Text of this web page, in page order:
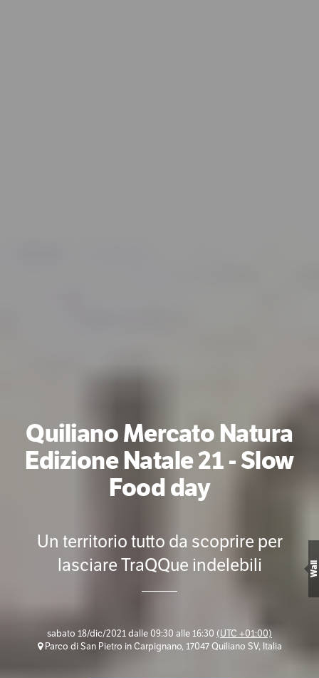
Quiliano Mercato Natura
Edizione Natale 21 - Slow
Food day
Un territorio tutto da scoprire per
lasciare TraQQue indelebili
sabato 18/dic/2021 dalle 09:30 alle 16:30 (UTC +01:00)
Parco di San Pietro in Carpignano, 17047 Quiliano SV, Italia
Wall